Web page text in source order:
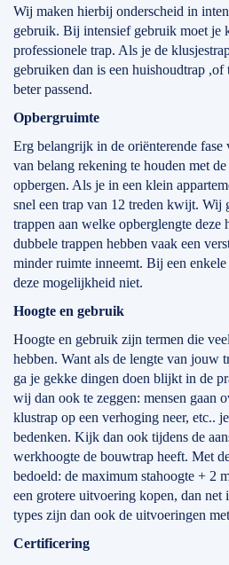
Wij maken hierbij onderscheid in
gebruik. Bij intensief gebruik moet je
professionele trap. Als je de
gebruiken dan is een huishoudtrap
beter passend.
Opbergruimte
Erg belangrijk in de oriënterende
van belang rekening te houden met
opbergen. Als je in een klein
snel een trap van 12 treden kwijt. Wij
trappen aan welke opberglengte deze
dubbele trappen hebben vaak een
minder ruimte inneemt. Bij een
deze mogelijkheid niet.
Hoogte en gebruik
Hoogte en gebruik zijn termen die
hebben. Want als de lengte van jouw
ga je gekke dingen doen blijkt in de
wij dan ook te zeggen: mensen gaan
klustrap op een verhoging neer, etc..
bedenken. Kijk dan ook tijdens de
werkhoogte de bouwtrap heeft. Met
bedoeld: de maximum stahoogte + 2
een grotere uitvoering kopen, dan net
types zijn dan ook de uitvoeringen
Certificering